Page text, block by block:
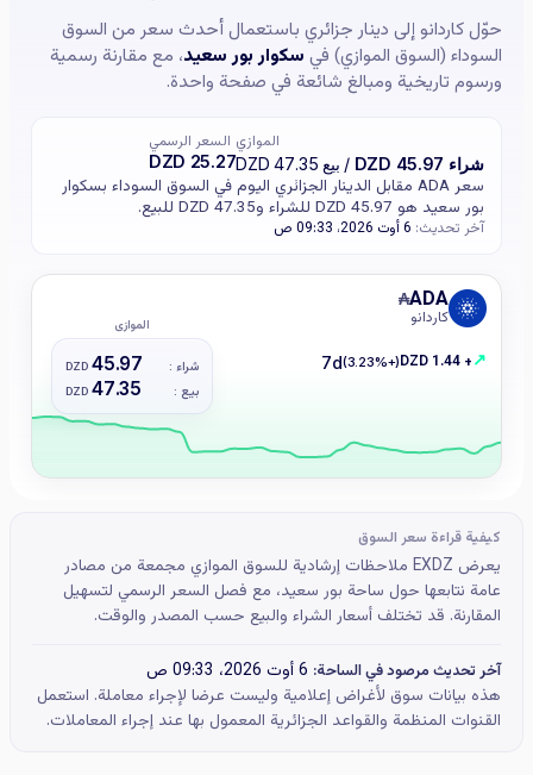
حوّل كاردانو إلى دينار جزائري باستعمال أحدث سعر من السوق
السوداء (السوق الموازي) في سكوار بور سعيد، مع مقارنة رسمية
ورسوم تاريخية ومبالغ شائعة في صفحة واحدة.
الموازي
شراء 45.97 DZD / بيع 47.35 DZD
السعر الرسمي
25.27 DZD
سعر ADA مقابل الدينار الجزائري اليوم في السوق السوداء بسكوار
بور سعيد هو 45.97 DZD للشراء و47.35 DZD للبيع.
آخر تحديث: 6 أوت 2026، 09:33 ص
ADA
₳
كاردانو الموازي
شراء : 45.97
DZD
بيع : 47.35
DZD
↗
+ 1.44 DZD
(+3.23%)
7d
كيفية قراءة سعر السوق
يعرض EXDZ ملاحظات إرشادية للسوق الموازي مجمعة من مصادر
عامة نتابعها حول ساحة بور سعيد، مع فصل السعر الرسمي لتسهيل
المقارنة. قد تختلف أسعار الشراء والبيع حسب المصدر والوقت.
آخر تحديث مرصود في الساحة: 6 أوت 2026، 09:33 ص
هذه بيانات سوق لأغراض إعلامية وليست عرضا لإجراء معاملة. استعمل
القنوات المنظمة والقواعد الجزائرية المعمول بها عند إجراء المعاملات.